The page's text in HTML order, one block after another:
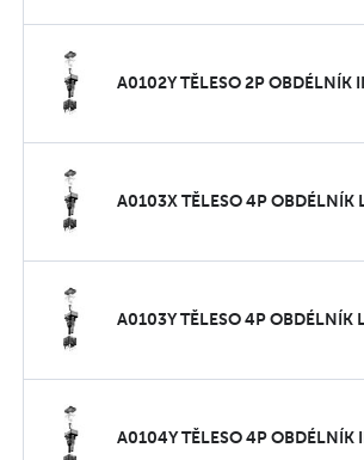
A0102Y TĚLESO 2P OBDÉLNÍK
A0103X TĚLESO 4P OBDÉLNÍK
A0103Y TĚLESO 4P OBDÉLNÍK
A0104Y TĚLESO 4P OBDÉLNÍK